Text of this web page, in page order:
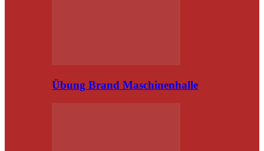
Übung Brand Maschinenhalle